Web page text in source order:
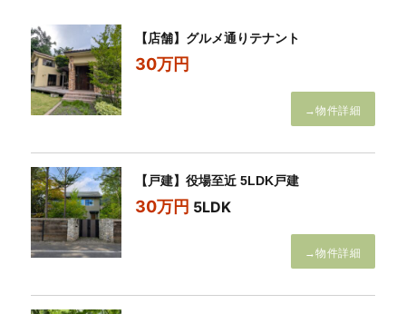
【店舗】グルメ通りテナント
30万円
→物件詳細
【戸建】役場至近 5LDK戸建
30万円 5LDK
→物件詳細